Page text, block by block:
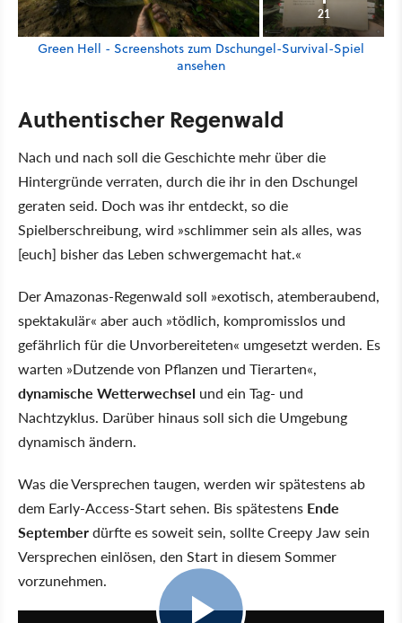
21
Green Hell - Screenshots zum Dschungel-Survival-Spiel
ansehen
Authentischer Regenwald
Nach und nach soll die Geschichte mehr über die
Hintergründe verraten, durch die ihr in den Dschungel
geraten seid. Doch was ihr entdeckt, so die
Spielberschreibung, wird »schlimmer sein als alles, was
[euch] bisher das Leben schwergemacht hat.«
Der Amazonas-Regenwald soll »exotisch, atemberaubend,
spektakulär« aber auch »tödlich, kompromisslos und
gefährlich für die Unvorbereiteten« umgesetzt werden. Es
warten »Dutzende von Pflanzen und Tierarten«,
dynamische Wetterwechsel und ein Tag- und
Nachtzyklus. Darüber hinaus soll sich die Umgebung
dynamisch ändern.
Was die Versprechen taugen, werden wir spätestens ab
dem Early-Access-Start sehen. Bis spätestens Ende
Septemberdürfte es soweit sein, sollte Creepy Jaw sein
Versprechen einlösen, den Start in diesem Sommer
vorzunehmen.